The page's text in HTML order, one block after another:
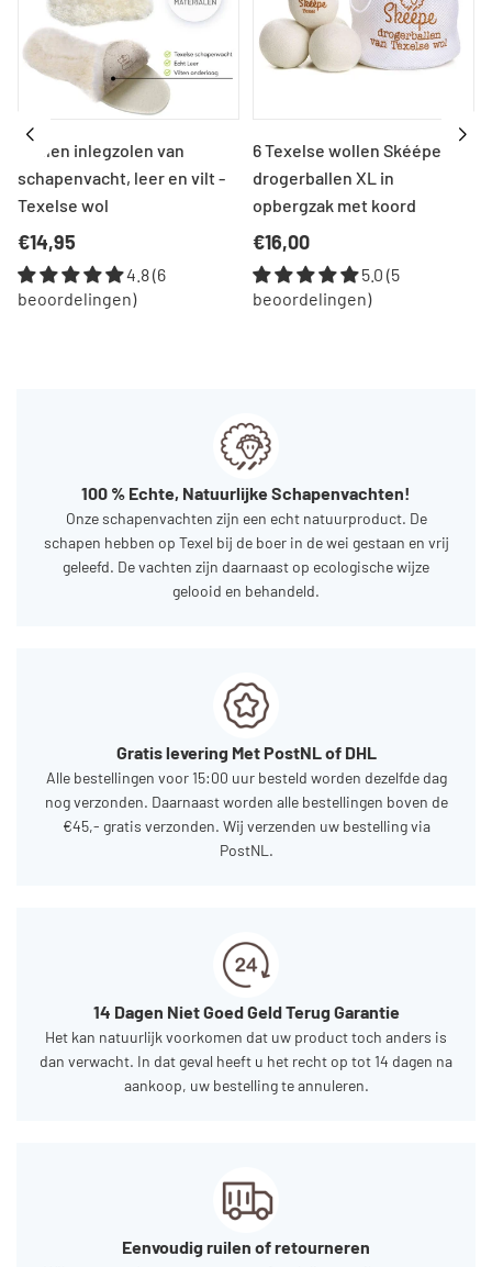
Wollen inlegzolen van
schapenvacht, leer en vilt -
Texelse wol
Normale
prijs
€14,95
4.8 (6
beoordelingen)
6 Texelse wollen Skéépe
drogerballen XL in
opbergzak met koord
Normale
prijs
€16,00
5.0 (5
beoordelingen)
100 % Echte, Natuurlijke Schapenvachten!
Onze schapenvachten zijn een echt natuurproduct. De
schapen hebben op Texel bij de boer in de wei gestaan en vrij
geleefd. De vachten zijn daarnaast op ecologische wijze
gelooid en behandeld.
Gratis levering Met PostNL of DHL
Alle bestellingen voor 15:00 uur besteld worden dezelfde dag
nog verzonden. Daarnaast worden alle bestellingen boven de
€45,- gratis verzonden. Wij verzenden uw bestelling via
PostNL.
14 Dagen Niet Goed Geld Terug Garantie
Het kan natuurlijk voorkomen dat uw product toch anders is
dan verwacht. In dat geval heeft u het recht op tot 14 dagen na
aankoop, uw bestelling te annuleren.
Eenvoudig ruilen of retourneren